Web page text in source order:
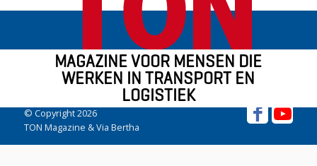
MAGAZINE VOOR MENSEN DIE
WERKEN IN TRANSPORT EN
LOGISTIEK
© Copyright 2026
TON Magazine & Via Bertha